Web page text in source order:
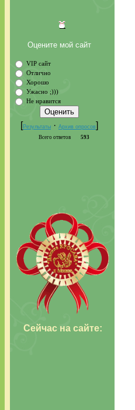
Оцените мой сайт
VIP сайт
Отлично
Хорошо
Ужасно ;)))
Не нравится
[Результаты · Архив опросов]
Всего ответов 593
Сейчас на сайте: